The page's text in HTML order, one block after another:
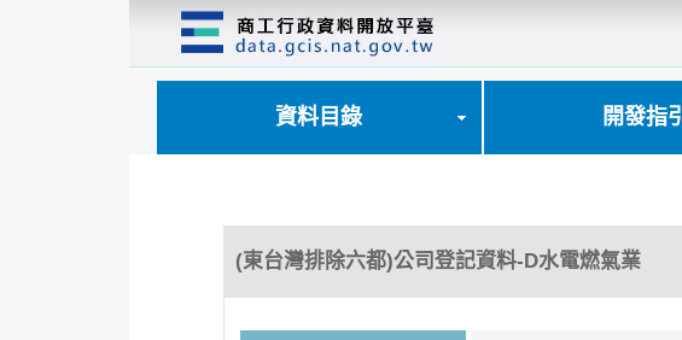
資料目錄 開發指引
(東台灣排除六都)公司登記資料-D水電燃氣業